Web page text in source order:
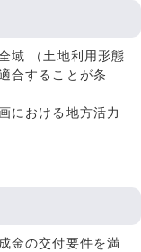
域 （土地利用形態
合することが条
における地方活力
金の交付要件を満